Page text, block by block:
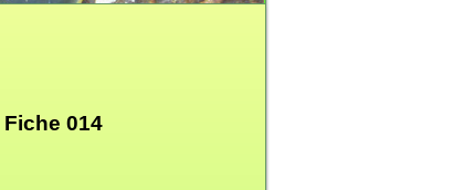
Fiche 014